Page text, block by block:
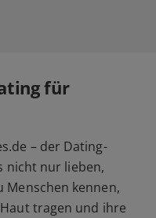
für
– der Dating-
nicht nur lieben,
Menschen kennen,
tragen und ihre